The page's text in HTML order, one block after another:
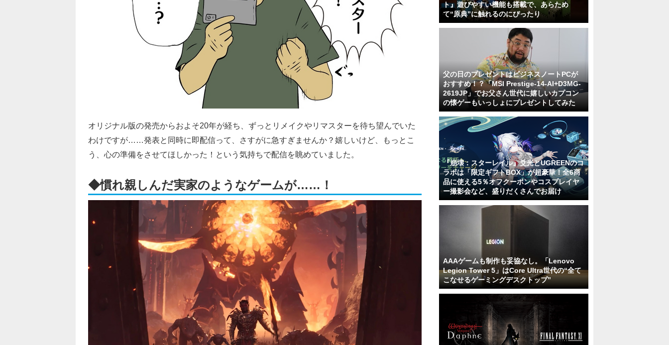
オリジナル版の発売からおよそ20年が経ち、ずっとリメイクやリマスターを待ち望んでいた
わけですが……発表と同時に即配信って、さすがに急すぎませんか？嬉しいけど、もっとこ
う、心の準備をさせてほしかった！という気持ちで配信を眺めていました。
◆慣れ親しんだ実家のようなゲームが……！
ト』遊びやすい機能も搭載で、あらため
て“原典”に触れるのにぴったり
父の日のプレゼントはビジネスノートPCが
おすすめ！？「MSI Prestige-14-AI+D3MG-
2619JP」でお父さん世代に嬉しいカプコン
の懐ゲーもいっしょにプレゼントしてみた
『崩壊：スターレイル』爻光とUGREENのコ
ラボは「限定ギフトBOX」が超豪華！全6商
品に使える5％オフクーポンやコスプレイヤ
ー撮影会など、盛りだくさんでお届け
AAAゲームも制作も妥協なし。「Lenovo
Legion Tower 5」はCore Ultra世代の“全て
こなせるゲーミングデスクトップ”